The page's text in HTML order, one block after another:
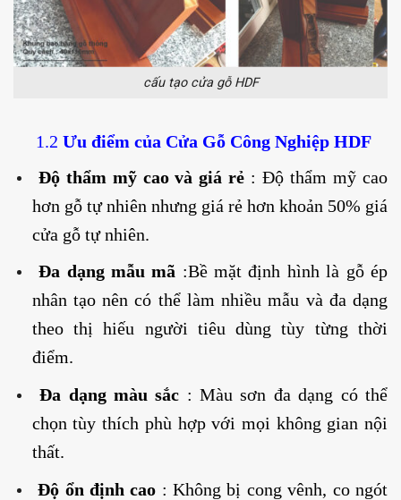
cấu tạo cửa gỗ HDF
1.2 Ưu điểm của Cửa Gỗ Công Nghiệp HDF
Độ thẩm mỹ cao và giá rẻ : Độ thẩm mỹ cao
hơn gỗ tự nhiên nhưng giá rẻ hơn khoản 50% giá
cửa gỗ tự nhiên.
Đa dạng mẫu mã :Bề mặt định hình là gỗ ép
nhân tạo nên có thể làm nhiều mẫu và đa dạng
theo thị hiếu người tiêu dùng tùy từng thời
điểm.
Đa dạng màu sắc : Màu sơn đa dạng có thể
chọn tùy thích phù hợp với mọi không gian nội
thất.
Độ ổn định cao : Không bị cong vênh, co ngót